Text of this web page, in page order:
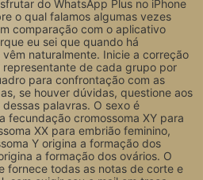
do WhatsApp Plus no iPhone
o qual falamos algumas vezes
comparação com o aplicativo
eu sei que quando há
naturalmente. Inicie a correção
de cada grupo por
para confrontação com as
se houver dúvidas, questione aos
palavras. O sexo é
fecundação cromossoma XY para
XX para embrião feminino,
Y origina a formação dos
a formação dos ovários. O
fornece todas as notas de corte e